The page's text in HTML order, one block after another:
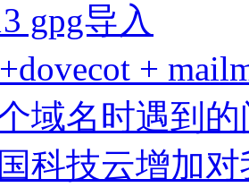
gpg导入
+
域名时遇到
科技云增加